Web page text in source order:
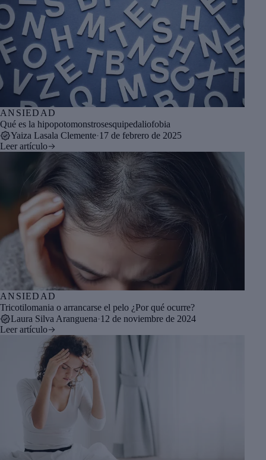
ANSIEDAD
Qué es la hipopotomonstrosesquipedaliofobia
Yaiza Lasala Clemente·17 de febrero de 2025
Leer artículo
ANSIEDAD
Tricotilomania o arrancarse el pelo ¿Por qué ocurre?
Laura Silva Aranguena·12 de noviembre de 2024
Leer artículo